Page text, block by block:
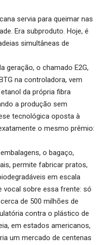
servia para queimar nas
Era subproduto. Hoje, é
simultâneas de
geração, o chamado E2G,
na controladora, vem
da própria fibra
a produção sem
tecnológica oposta à
o mesmo prêmio:
o bagaço,
permite fabricar pratos,
em escala
vocal sobre essa frente: só
de 500 milhões de
contra o plástico de
em estados americanos,
um mercado de centenas